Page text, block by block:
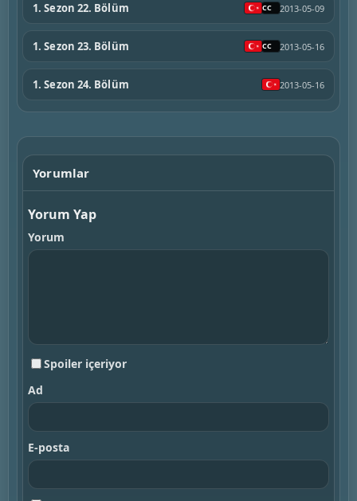
1. Sezon 22. Bölüm 2013-05-09
1. Sezon 23. Bölüm 2013-05-16
1. Sezon 24. Bölüm 2013-05-16
Yorumlar
Yorum Yap
Yorum
Spoiler içeriyor
Ad
E-posta